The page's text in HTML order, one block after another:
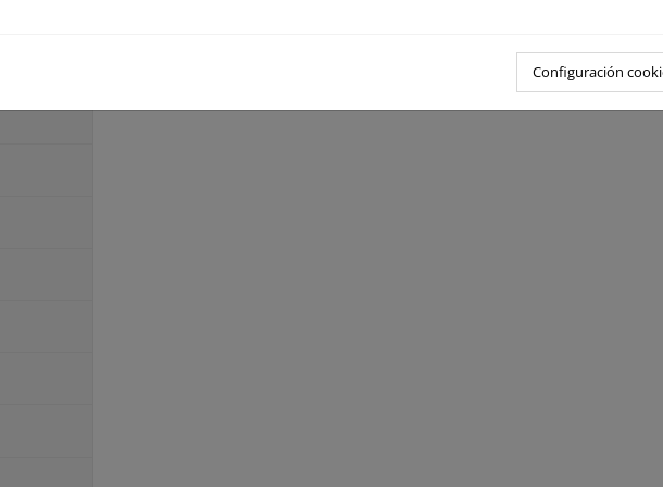
Configuración